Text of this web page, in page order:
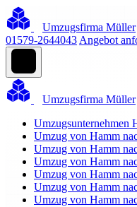
Umzugsfirma Müller
01579-2644043 Angebot
Umzugsfirma Müller
Umzugsunternehmen
Umzug von Hamm
Umzug von Hamm
Umzug von Hamm
Umzug von Hamm
Umzug von Hamm
Umzug von Hamm